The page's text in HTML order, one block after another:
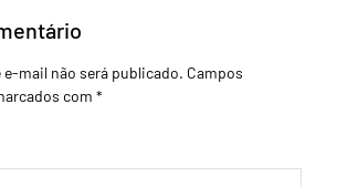
e-mail não será publicado. Campos
com *